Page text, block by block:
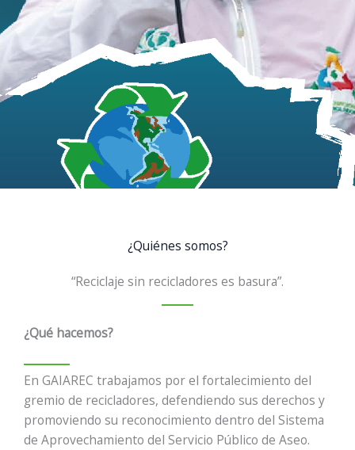
¿Quiénes somos?
“Reciclaje sin recicladores es basura”.
¿Qué hacemos?
En GAIAREC trabajamos por el fortalecimiento del
gremio de recicladores, defendiendo sus derechos y
promoviendo su reconocimiento dentro del Sistema
de Aprovechamiento del Servicio Público de Aseo.